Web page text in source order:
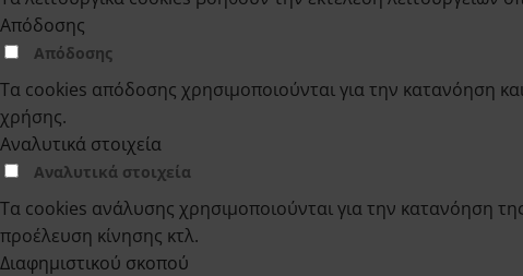
Απόδοσης
Απόδοσης
Τα cookies απόδοσης χρησιμοποιούνται για την κατανόηση
χρήσης.
Αναλυτικά στοιχεία
Αναλυτικά στοιχεία
Τα cookies ανάλυσης χρησιμοποιούνται για την κατανόηση
προέλευση κίνησης κτλ.
Διαφημιστικού σκοπού